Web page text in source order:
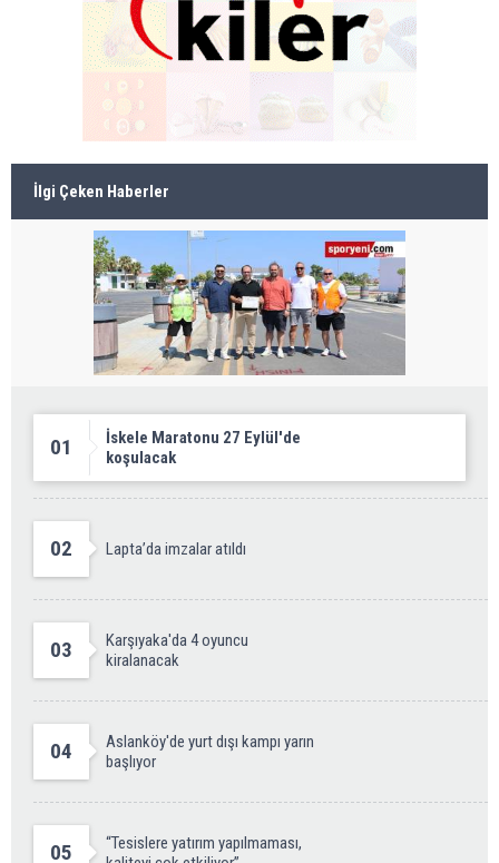
İlgi Çeken Haberler
01
İskele Maratonu 27 Eylül'de
koşulacak
02 Lapta’da imzalar atıldı
03
Karşıyaka'da 4 oyuncu
kiralanacak
04
Aslanköy'de yurt dışı kampı yarın
başlıyor
05
“Tesislere yatırım yapılmaması,